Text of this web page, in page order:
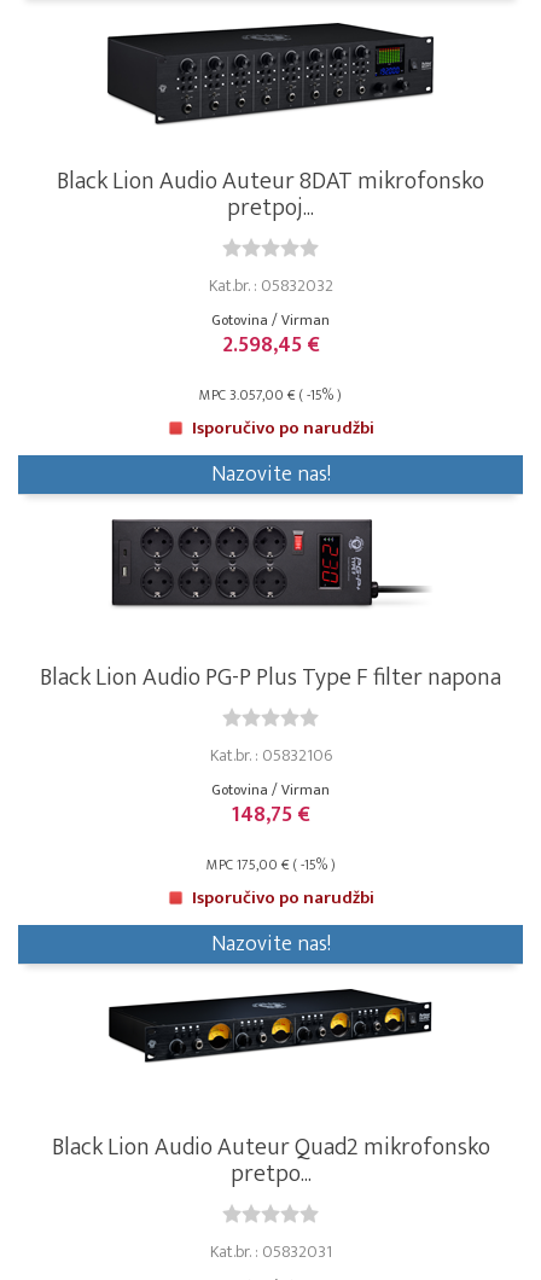
Black Lion Audio Auteur 8DAT mikrofonsko
pretpoj...
Kat.br. : 05832032
Gotovina / Virman
2.598,45 €
MPC 3.057,00 € ( -15% )
Isporučivo po narudžbi
Nazovite nas!
Black Lion Audio PG-P Plus Type F filter napona
Kat.br. : 05832106
Gotovina / Virman
148,75 €
MPC 175,00 € ( -15% )
Isporučivo po narudžbi
Nazovite nas!
Black Lion Audio Auteur Quad2 mikrofonsko
pretpo...
Kat.br. : 05832031